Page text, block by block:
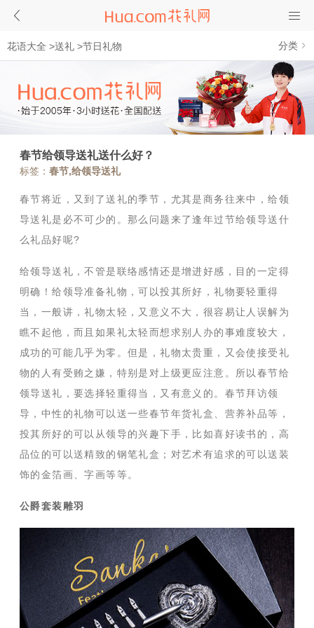
花语大全 >送礼 >节日礼物 分类
春节给领导送礼送什么好？
标签： 春节,给领导送礼
春节将近，又到了送礼的季节，尤其是商务往来中，给领
导送礼是必不可少的。那么问题来了逢年过节给领导送什
么礼品好呢?
给领导送礼，不管是联络感情还是增进好感，目的一定得
明确！给领导准备礼物，可以投其所好，礼物要轻重得
当，一般讲，礼物太轻，又意义不大，很容易让人误解为
瞧不起他，而且如果礼太轻而想求别人办的事难度较大，
成功的可能几乎为零。但是，礼物太贵重，又会使接受礼
物的人有受贿之嫌，特别是对上级更应注意。所以春节给
领导送礼，要选择轻重得当，又有意义的。春节拜访领
导，中性的礼物可以送一些春节年货礼盒、营养补品等，
投其所好的可以从领导的兴趣下手，比如喜好读书的，高
品位的可以送精致的钢笔礼盒；对艺术有追求的可以送装
饰的金箔画、字画等等。
公爵套装雕羽